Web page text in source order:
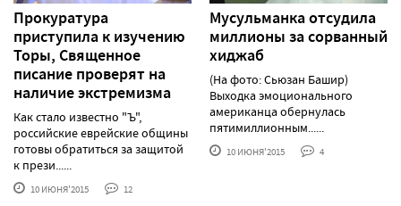
Прокуратура
приступила к изучению
Торы, Священное
писание проверят на
наличие экстремизма
Как стало известно "Ъ",
российские еврейские общины
готовы обратиться за защитой
к прези......
10 ИЮНЯ'2015 12
Мусульманка отсудила
миллионы за сорванный
хиджаб
(На фото: Сьюзан Башир)
Выходка эмоционального
американца обернулась
пятимиллионным......
10 ИЮНЯ'2015 4